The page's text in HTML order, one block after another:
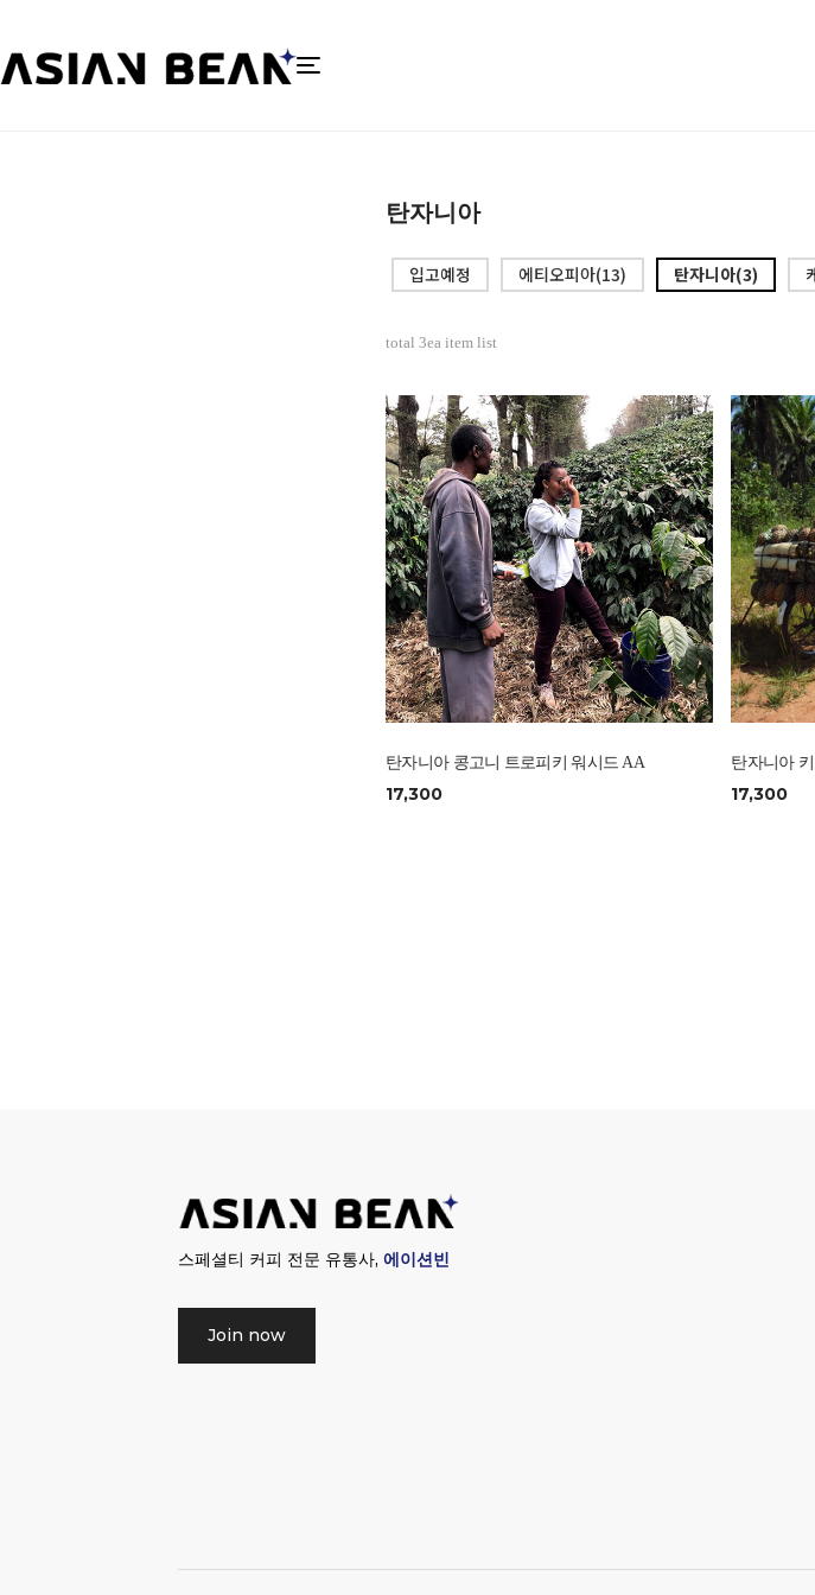
탄자니아
입고예정 에티오피아(13) 탄자니아(3)
total 3ea item list
탄자니아 콩고니 트로피키 워시드 AA
17,300
탄자니아
17,300
스페셜티 커피 전문 유통사, 에이션빈
Join now